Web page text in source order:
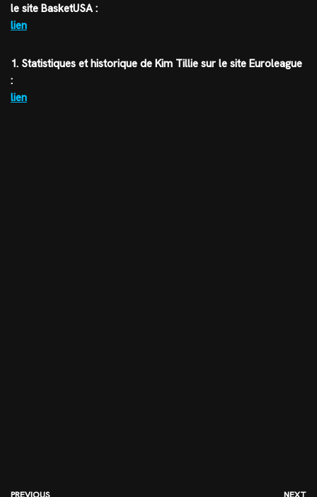
le site BasketUSA :
lien
1. Statistiques et historique de Kim Tillie sur le site Euroleague
:
lien